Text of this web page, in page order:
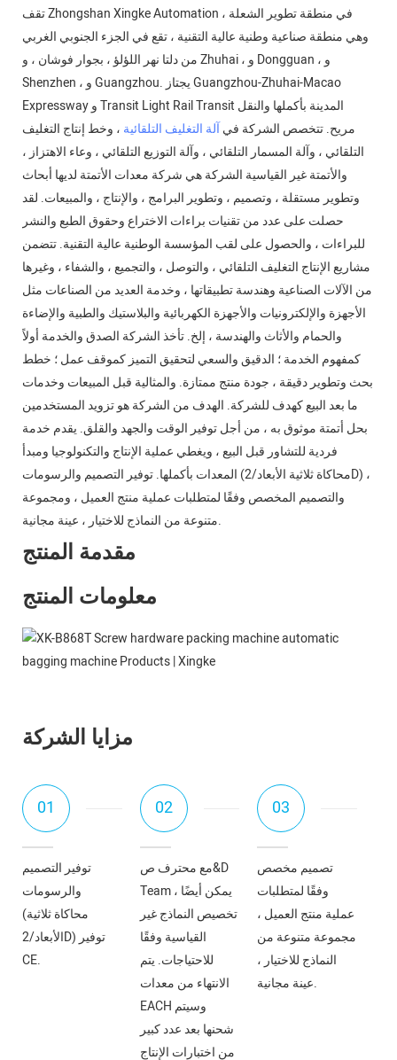
تقف Zhongshan Xingke Automation في منطقة تطوير الشعلة ،
وهي منطقة صناعية وطنية عالية التقنية ، تقع في الجزء الجنوبي الغربي
من دلتا نهر اللؤلؤ ، بجوار فوشان ، و Zhuhai ، و Dongguan ، و
Shenzhen ، و Guangzhou. يجتاز Guangzhou-Zhuhai-Macao
Expressway و Transit Light Rail Transit المدينة بأكملها والنقل
مريح. تتخصص الشركة فيآلة التغليف التلقائية ، وخط إنتاج التغليف
التلقائي ، وآلة المسمار التلقائي ، وآلة التوزيع التلقائي ، وعاء الاهتزاز ،
والأتمتة غير القياسية الشركة هي شركة معدات الأتمتة لديها أبحاث
وتطوير مستقلة ، وتصميم ، وتطوير البرامج ، والإنتاج ، والمبيعات. لقد
حصلت على عدد من تقنيات براءات الاختراع وحقوق الطبع والنشر
للبراءات ، والحصول على لقب المؤسسة الوطنية عالية التقنية. تتضمن
مشاريع الإنتاج التغليف التلقائي ، والتوصل ، والتجميع ، والشفاء ، وغيرها
من الآلات الصناعية وهندسة تطبيقاتها ، وخدمة العديد من الصناعات مثل
الأجهزة والإلكترونيات والأجهزة الكهربائية والبلاستيك والطبية والإضاءة
والحمام والأثاث والهندسة ، إلخ. تأخذ الشركة الصدق والخدمة أولاً
كمفهوم الخدمة ؛ الدقيق والسعي لتحقيق التميز كموقف عمل ؛ خطط
بحث وتطوير دقيقة ، جودة منتج ممتازة. والمثالية قبل المبيعات وخدمات
ما بعد البيع كهدف للشركة. الهدف من الشركة هو تزويد المستخدمين
بحل أتمتة موثوق به ، من أجل توفير الوقت والجهد والقلق. يقدم خدمة
فردية للتشاور قبل البيع ، ويغطي عملية الإنتاج والتكنولوجيا ومبدأ
المعدات بأكملها. توفير التصميم والرسومات (محاكاة ثلاثية الأبعاد/2D) ،
والتصميم المخصص وفقًا لمتطلبات عملية منتج العميل ، ومجموعة
متنوعة من النماذج للاختيار ، عينة مجانية.
مقدمة المنتج
معلومات المنتج
مزايا الشركة
01
توفير التصميم
والرسومات
(محاكاة ثلاثية
الأبعاد/2D) توفير
CE.
02
مع محترف ص&D
Team ، يمكن أيضًا
تخصيص النماذج غير
القياسية وفقًا
للاحتياجات. يتم
الانتهاء من معدات
EACH وسيتم
شحنها بعد عدد كبير
من اختبارات الإنتاج
03
تصميم مخصص
وفقًا لمتطلبات
عملية منتج العميل ،
مجموعة متنوعة من
النماذج للاختيار ،
عينة مجانية.